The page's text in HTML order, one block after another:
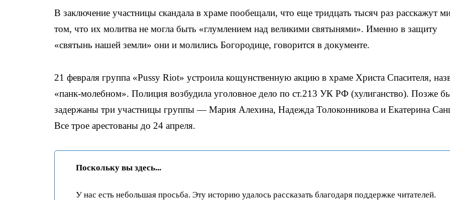
В заключение участницы скандала в храме пообещали, что еще тридцать тысяч раз расскажут
том, что их молитва не могла быть «глумлением над великими святынями». Именно в защиту
«святынь нашей земли» они и молились Богородице, говорится в документе.
21 февраля группа «Pussy Riot» устроила кощунственную акцию в храме Христа Спасителя,
«панк-молебном». Полиция возбудила уголовное дело по ст.213 УК РФ (хулиганство). Позже
задержаны три участницы группы — Мария Алехина, Надежда Толоконникова и Екатерина
Все трое арестованы до 24 апреля.
Поскольку вы здесь...
У нас есть небольшая просьба. Эту историю удалось рассказать благодаря поддержке читателей.